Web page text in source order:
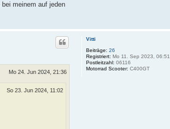
meinem auf jeden
Vitti
Beiträge: 26
Registriert: Mo 11. Sep 2023, 06:51
Postleitzahl: 06116
Motorrad Scooter: C400GT
Mo 24. Jun 2024, 21:36
So 23. Jun 2024, 11:02